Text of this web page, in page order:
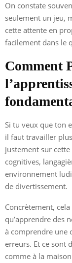
On constate
seulement un jeu,
cette attente en
facilement dans le
Comment
Si tu veux que ton
il faut travailler
justement sur
cognitives,
environnement
de divertissement.
Concrètement,
qu’apprendre des
à comprendre une
erreurs. Et ce sont
comme à la